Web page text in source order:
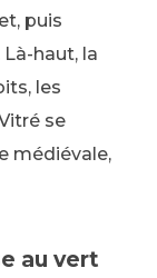
puis
Là-haut, la
les
se
médiévale,
au vert